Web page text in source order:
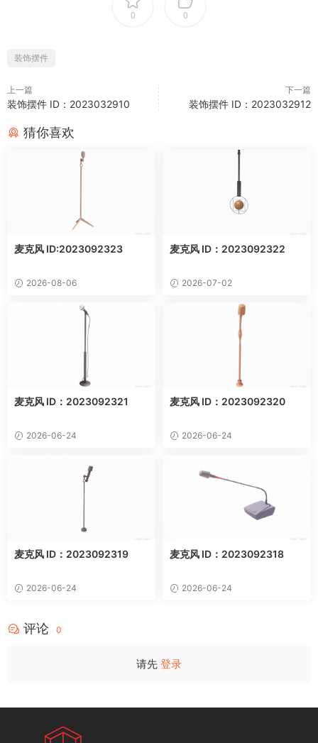
0 0
装饰摆件
上一篇
装饰摆件 ID：2023032910
下一篇
装饰摆件 ID：2023032912
猜你喜欢
麦克风 ID:2023092323
2026-08-06
麦克风 ID：2023092322
2026-07-02
麦克风 ID：2023092321
2026-06-24
麦克风 ID：2023092320
2026-06-24
麦克风 ID：2023092319
2026-06-24
麦克风 ID：2023092318
2026-06-24
评论 0
请先 登录